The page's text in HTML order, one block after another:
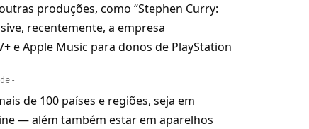
produções, como “Stephen Curry:
recentemente, a empresa
eApple Music para donos de PlayStation
-
de 100 países e regiões, seja em
— além também estar em aparelhos